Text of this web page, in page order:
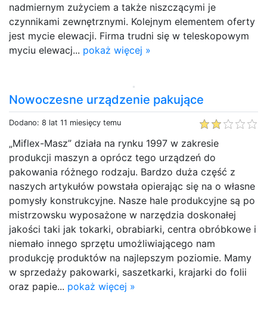
nadmiernym zużyciem a także niszczącymi je
czynnikami zewnętrznymi. Kolejnym elementem oferty
jest mycie elewacji. Firma trudni się w teleskopowym
myciu elewacj... pokaż więcej »
Nowoczesne urządzenie pakujące
Dodano: 8 lat 11 miesięcy temu
„Miflex-Masz” działa na rynku 1997 w zakresie
produkcji maszyn a oprócz tego urządzeń do
pakowania różnego rodzaju. Bardzo duża część z
naszych artykułów powstała opierając się na o własne
pomysły konstrukcyjne. Nasze hale produkcyjne są po
mistrzowsku wyposażone w narzędzia doskonałej
jakości taki jak tokarki, obrabiarki, centra obróbkowe i
niemało innego sprzętu umożliwiającego nam
produkcję produktów na najlepszym poziomie. Mamy
w sprzedaży pakowarki, saszetkarki, krajarki do folii
oraz papie... pokaż więcej »